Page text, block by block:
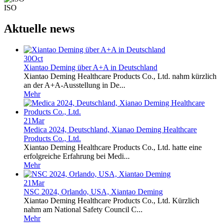
ISO
Aktuelle news
30Oct
Xiantao Deming über A+A in Deutschland
Xiantao Deming Healthcare Products Co., Ltd. nahm kürzlich
an der A+A-Ausstellung in De...
Mehr
21Mar
Medica 2024, Deutschland, Xianao Deming Healthcare
Products Co., Ltd.
Xiantao Deming Healthcare Products Co., Ltd. hatte eine
erfolgreiche Erfahrung bei Medi...
Mehr
21Mar
NSC 2024, Orlando, USA, Xiantao Deming
Xiantao Deming Healthcare Products Co., Ltd. Kürzlich
nahm am National Safety Council C...
Mehr